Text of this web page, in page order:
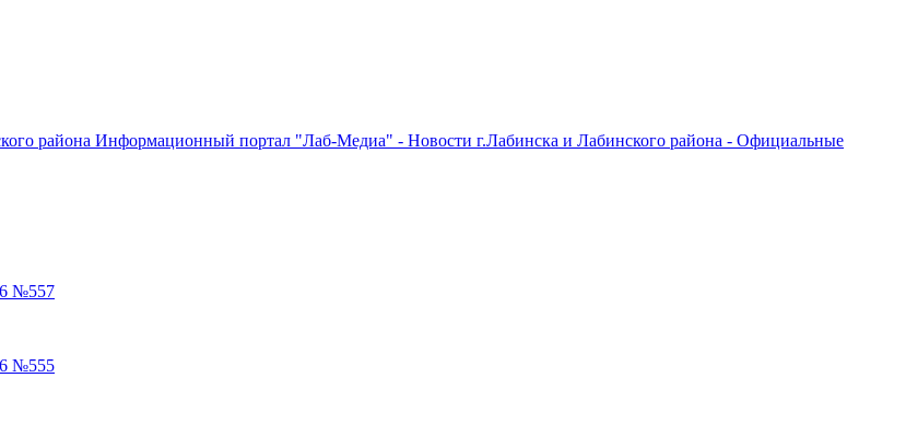
Информационный портал "Лаб-Медиа" - Новости г.Лабинска и Лабинского района - Официальные
№557
№555